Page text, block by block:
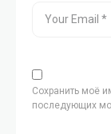
Сохранить моё
последующих